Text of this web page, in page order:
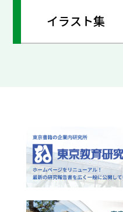
イラスト集